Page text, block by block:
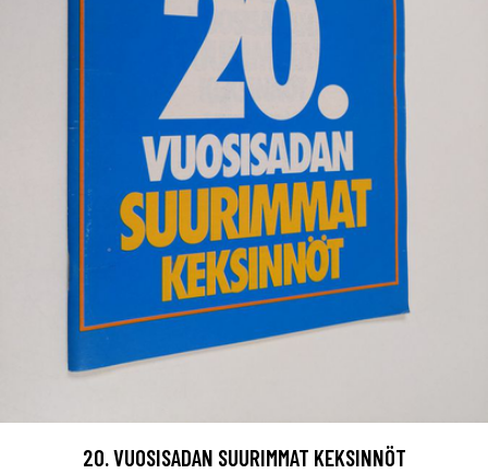
20. VUOSISADAN SUURIMMAT KEKSINNÖT